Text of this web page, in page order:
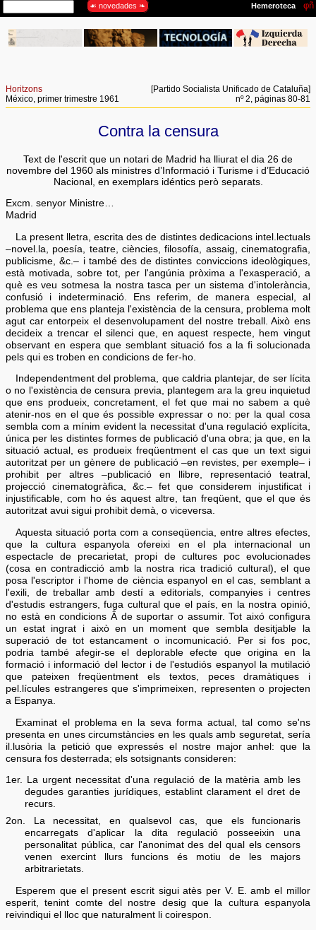
Horitzons
México, primer trimestre 1961
[Partido Socialista Unificado de Cataluña]
nº 2, páginas 80-81
Contra la censura
Text de l'escrit que un notari de Madrid ha lliurat el dia 26 de
novembre del 1960 als ministres d’Informació i Turisme i d’Educació
Nacional, en exemplars idéntics però separats.
Excm. senyor Ministre…
Madrid
La present lletra, escrita des de distintes dedicacions intel.lectuals
–novel.la, poesía, teatre, ciències, filosofía, assaig, cinematografia,
publicisme, &c.– i també des de distintes conviccions ideològiques,
està motivada, sobre tot, per l'angúnia pròxima a l'exasperació, a
què es veu sotmesa la nostra tasca per un sistema d'intolerància,
confusió i indeterminació. Ens referim, de manera especial, al
problema que ens planteja l'existència de la censura, problema molt
agut car entorpeix el desenvolupament del nostre treball. Això ens
decideix a trencar el silenci que, en aquest respecte, hem vingut
observant en espera que semblant situació fos a la fi solucionada
pels qui es troben en condicions de fer-ho.
Independentment del problema, que caldria plantejar, de ser lícita
o no l'existència de censura previa, plantegem ara la greu inquietud
que ens produeix, concretament, el fet que mai no sabem a què
atenir-nos en el que és possible expressar o no: per la qual cosa
sembla com a mínim evident la necessitat d'una regulació explícita,
única per les distintes formes de publicació d'una obra; ja que, en la
situació actual, es produeix freqüentment el cas que un text sigui
autoritzat per un gènere de publicació –en revistes, per exemple– i
prohibit per altres –publicació en llibre, representació teatral,
projecció cinematogràfica, &c.– fet que considerem injustificat i
injustificable, com ho és aquest altre, tan freqüent, que el que és
autoritzat avui sigui prohibit demà, o viceversa.
Aquesta situació porta com a conseqüencia, entre altres efectes,
que la cultura espanyola ofereixi en el pla internacional un
espectacle de precarietat, propi de cultures poc evolucionades
(cosa en contradicció amb la nostra rica tradició cultural), el que
posa l'escriptor i l'home de ciència espanyol en el cas, semblant a
l'exili, de treballar amb destí a editorials, companyies i centres
d'estudis estrangers, fuga cultural que el país, en la nostra opinió,
no està en condicions Â de suportar o assumir. Tot aixó configura
un estat ingrat i això en un moment que sembla desitjable la
superació de tot estancament o incomunicació. Per si fos poc,
podria també afegir-se el deplorable efecte que origina en la
formació i informació del lector i de l'estudiós espanyol la mutilació
que pateixen freqüentment els textos, peces dramàtiques i
pel.lícules estrangeres que s'imprimeixen, representen o projecten
a Espanya.
Examinat el problema en la seva forma actual, tal como se'ns
presenta en unes circumstàncies en les quals amb seguretat, sería
il.lusòria la petició que expressés el nostre major anhel: que la
censura fos desterrada; els sotsignants consideren:
1er. La urgent necessitat d'una regulació de la matèria amb les
degudes garanties jurídiques, establint clarament el dret de
recurs.
2on. La necessitat, en qualsevol cas, que els funcionaris
encarregats d'aplicar la dita regulació posseeixin una
personalitat pública, car l'anonimat des del qual els censors
venen exercint llurs funcions és motiu de les majors
arbitrarietats.
Esperem que el present escrit sigui atès per V. E. amb el millor
esperit, tenint comte del nostre desig que la cultura espanyola
reivindiqui el lloc que naturalment li coirespon.